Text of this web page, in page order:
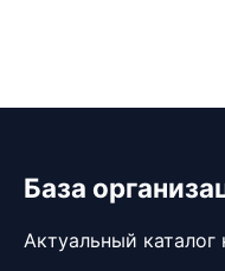
База
Актуальный